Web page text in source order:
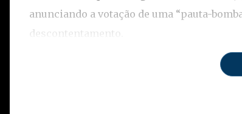
anunciando a votação de uma “pauta-
descontentamento.